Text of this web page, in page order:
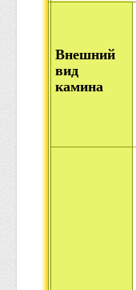
Внешний
вид
камина